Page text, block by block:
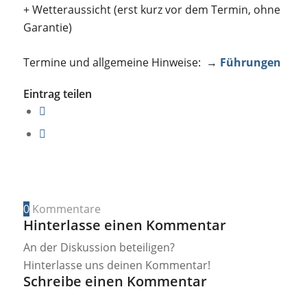
+ Wetteraussicht (erst kurz vor dem Termin, ohne
Garantie)
Termine und allgemeine Hinweise: → Führungen
Eintrag teilen
0 Kommentare
Hinterlasse einen Kommentar
An der Diskussion beteiligen?
Hinterlasse uns deinen Kommentar!
Schreibe einen Kommentar